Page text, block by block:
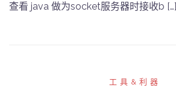
查看 java 做为socket服务器时接收b […]
工具&利器